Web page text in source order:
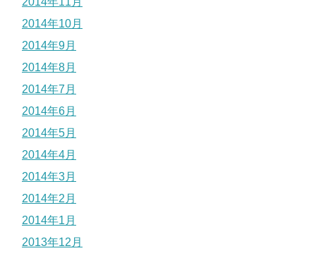
2014年10月
2014年9月
2014年8月
2014年7月
2014年6月
2014年5月
2014年4月
2014年3月
2014年2月
2014年1月
2013年12月